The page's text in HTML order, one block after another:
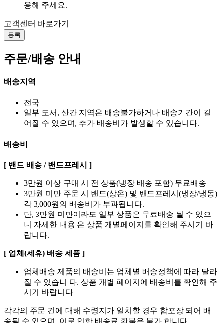
용해 주세요.
고객센터 바로가기
등록
주문/배송 안내
배송지역
전국
일부 도서, 산간 지역은 배송불가하거나 배송기간이 길
어질 수 있으며, 추가 배송비가 발생할 수 있습니다.
배송비
[ 밴드 배송 / 밴드프레시 ]
3만원 이상 구매 시 전 상품(냉장 배송 포함) 무료배송
3만원 미만 주문 시 밴드(상온) 및 밴드프레시(냉장/냉동)
각 3,000원의 배송비가 부과됩니다.
단, 3만원 미만이라도 일부 상품은 무료배송 될 수 있으
니 자세한 내용 은 상품 개별페이지를 확인해 주시기 바
랍니다.
[ 업체(제휴) 배송 제품 ]
업체배송 제품의 배송비는 업체별 배송정책에 따라 달라
질 수 있습니 다. 상품 개별 페이지에 배송비를 확인해 주
시기 바랍니다.
각각의 주문 건에 대해 수령지가 일치할 경우 합포장 되어 배
송될 수 있으며, 이로 인한 배송료 환불은 불가 합니다.